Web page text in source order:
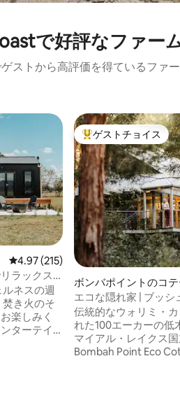
で好評なファー
ストから高評価を得ているファ
レビュー215件、5つ星中4.97つ星の
4.97 (215)
ラックス
ネスの週
き火のそ
楽しみく
ターテイ
大好評のゲストチョ
ゲストチョイス
ボンバポイントのコ
エコな隠れ家 | ブッシ
き火
伝統的なウォリミ・
れた100エーカーの低
マイアル・レイクス
Bombah Point Eco